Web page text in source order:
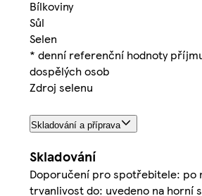
Bílkoviny
Sůl
Selen
* denní referenční hodnoty
dospělých osob
Zdroj selenu
Skladování a příprava
Skladování
Doporučení pro spotřebitele: po
trvanlivost do: uvedeno na horní